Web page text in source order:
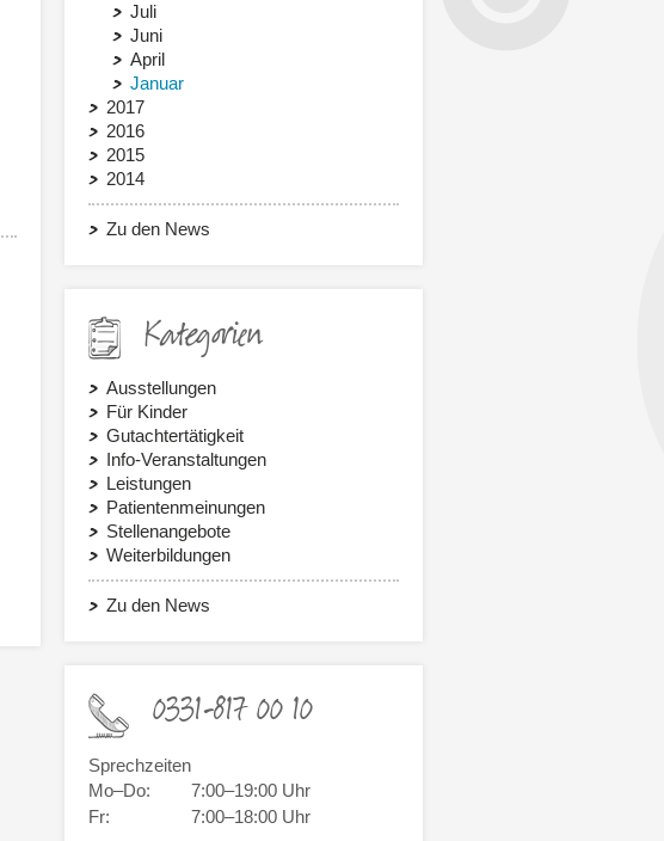
Juli
Juni
April
Januar
2017
2016
2015
2014
Zu den News
Kategorien
Ausstellungen
Für Kinder
Gutachtertätigkeit
Info-Veranstaltungen
Leistungen
Patientenmeinungen
Stellenangebote
Weiterbildungen
Zu den News
0331-817 00 10
Sprechzeiten
Mo–Do:
7:00–19:00 Uhr
Fr:
7:00–18:00 Uhr